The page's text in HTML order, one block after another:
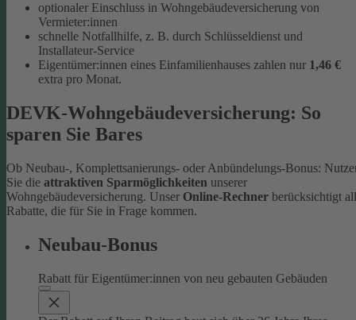
optionaler Einschluss in Wohngebäudeversicherung von
Vermieter:innen
schnelle Notfallhilfe, z. B. durch Schlüsseldienst und
Installateur-Service
Eigentümer:innen eines Einfamilienhauses zahlen nur 1,46 €
extra pro Monat.
DEVK-Wohngebäudeversicherung: So
sparen Sie Bares
Ob Neubau-, Komplettsanierungs- oder Anbündelungs-Bonus:
Sie die attraktiven Sparmöglichkeiten unserer
Wohngebäudeversicherung. Unser Online-Rechner berücksichtigt
Rabatte, die für Sie in Frage kommen.
Neubau-Bonus
Rabatt für Eigentümer:innen von neu gebauten Gebäuden